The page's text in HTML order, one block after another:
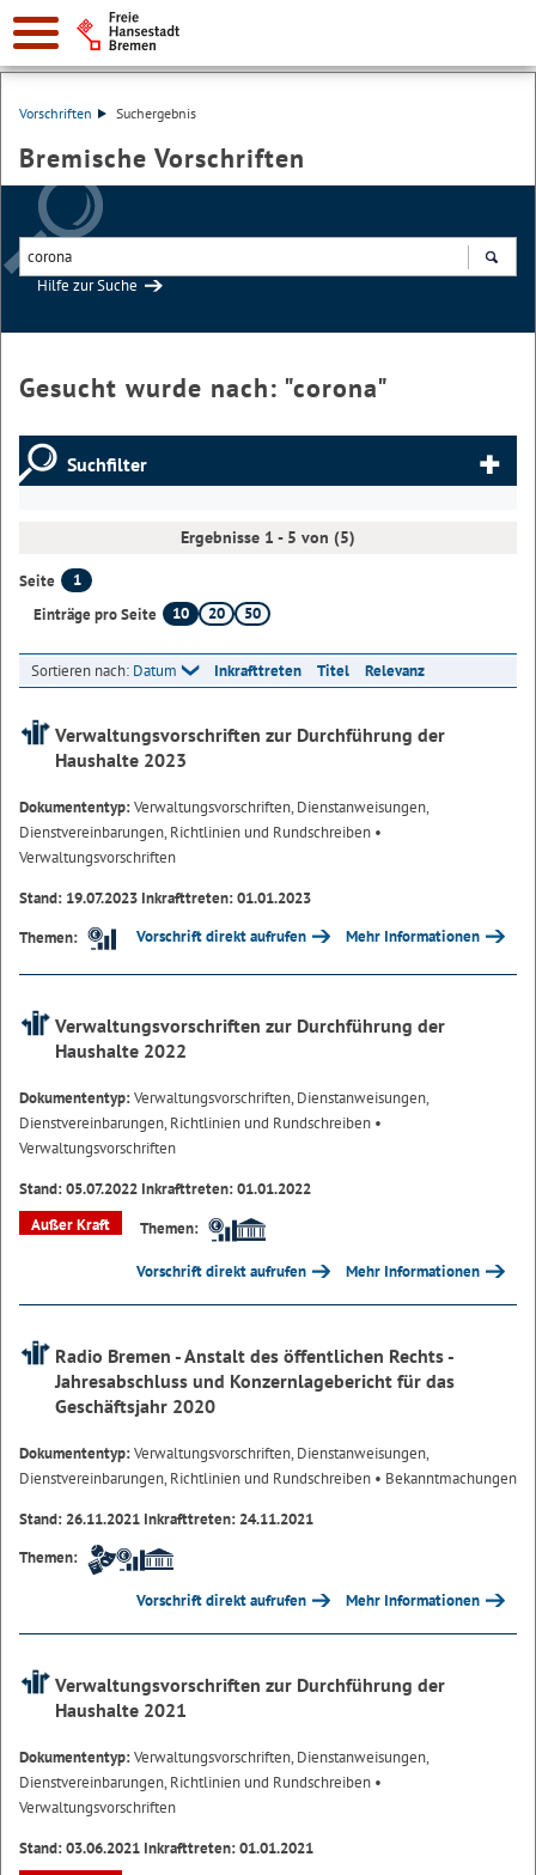
Vorschriften Suchergebnis
Bremische Vorschriften
Hilfe zur Suche
Gesucht wurde nach: "corona"
Suchfilter
Ergebnisse 1 - 5 von (5)
Seite
1
Einträge pro Seite
10 20 50
Sortieren nach: Datum Inkrafttreten Titel Relevanz
Verwaltungsvorschriften zur Durchführung der
Haushalte 2023
Dokumententyp:Verwaltungsvorschriften, Dienstanweisungen,
Dienstvereinbarungen, Richtlinien und Rundschreiben •
Verwaltungsvorschriften
Stand: 19.07.2023 Inkrafttreten: 01.01.2023
Themen:
Vorschrift direkt aufrufen Mehr Informationen
Verwaltungsvorschriften zur Durchführung der
Haushalte 2022
Dokumententyp:Verwaltungsvorschriften, Dienstanweisungen,
Dienstvereinbarungen, Richtlinien und Rundschreiben •
Verwaltungsvorschriften
Stand: 05.07.2022 Inkrafttreten: 01.01.2022
Außer Kraft
Themen:
Vorschrift direkt aufrufen Mehr Informationen
Radio Bremen - Anstalt des öffentlichen Rechts -
Jahresabschluss und Konzernlagebericht für das
Geschäftsjahr 2020
Dokumententyp:Verwaltungsvorschriften, Dienstanweisungen,
Dienstvereinbarungen, Richtlinien und Rundschreiben • Bekanntmachungen
Stand: 26.11.2021 Inkrafttreten: 24.11.2021
Themen:
Vorschrift direkt aufrufen Mehr Informationen
Verwaltungsvorschriften zur Durchführung der
Haushalte 2021
Dokumententyp:Verwaltungsvorschriften, Dienstanweisungen,
Dienstvereinbarungen, Richtlinien und Rundschreiben •
Verwaltungsvorschriften
Stand: 03.06.2021 Inkrafttreten: 01.01.2021